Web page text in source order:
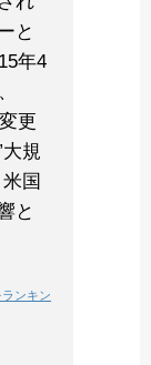
と
年4
更
規
国
と
ンキン